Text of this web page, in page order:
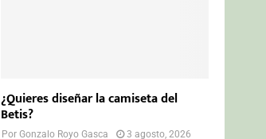
¿Quieres diseñar la camiseta del
Betis?
PorGonzalo Royo Gasca 3 agosto, 2026